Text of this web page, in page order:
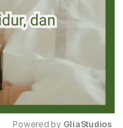
Powered by GliaStudios